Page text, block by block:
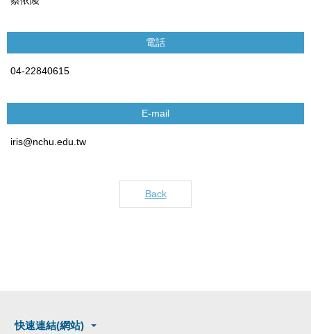
電話
04-22840615
E-mail
iris@nchu.edu.tw
Back
快速連結(網站)